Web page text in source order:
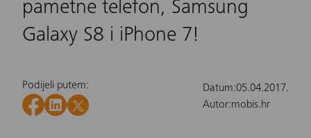
pametne telefon, Samsung
Galaxy S8 i iPhone 7!
Podijeli putem: Datum:05.04.2017.
Autor:mobis.hr